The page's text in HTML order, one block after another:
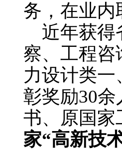
务，在业内
近年获得
察、工程咨
力设计类
彰奖励30
书、 原国家
家“高新技